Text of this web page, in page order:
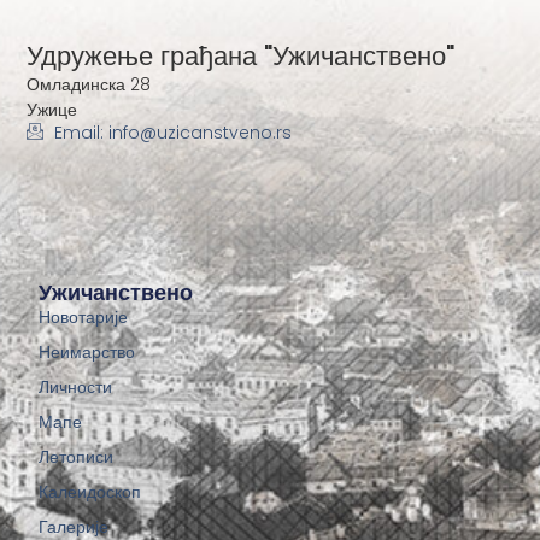
Ужичанствено
Новотарије
Неимарство
Личности
Мапе
Летописи
Калеидоскоп
Галерије
Удружење грађана "Ужичанствено"
Омладинска 28
Ужице
Email: info@uzicanstveno.rs